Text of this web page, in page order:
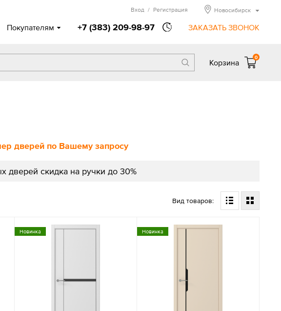
Покупателям +7 (383) 209-98-97 ЗАКАЗАТЬ ЗВОНОК
Вход / Регистрация Новосибирск
Корзина
0
дверей по Вашему запросу
дверей скидка на ручки до 30%
Вид товаров:
Новинка Новинка